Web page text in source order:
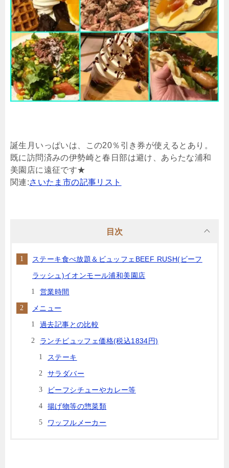
誕生月いっぱいは、この20％引き券が使えるとあり。
既に訪問済みの伊勢崎と春日部は避け、あらたな浦和
美園店に遠征です★
関連:さいたま市の記事リスト
目次
ステーキ食べ放題＆ビュッフェBEEF RUSH(ビーフ
ラッシュ)イオンモール浦和美園店
営業時間
メニュー
過去記事との比較
ランチビュッフェ価格(税込1834円)
ステーキ
サラダバー
ビーフシチューやカレー等
揚げ物等の惣菜類
ワッフルメーカー